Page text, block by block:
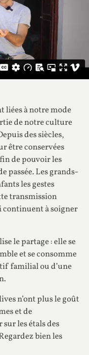
liées à notre mode
de notre culture
des siècles,
être conservées
de pouvoir les
passée. Les grands-
les gestes
transmission
continuent à soigner
le partage : elle se
et se consomme
familial ou d’une
n’ont plus le goût
et de
les étals des
bien les